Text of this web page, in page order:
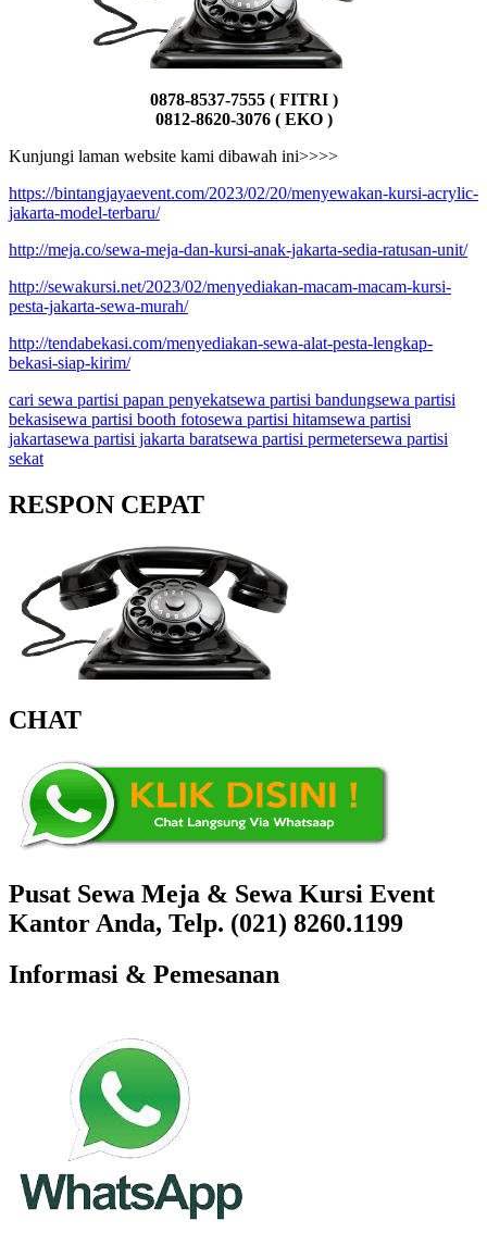
0878-8537-7555 ( FITRI )
0812-8620-3076 ( EKO )
Kunjungi laman website kami dibawah ini>>>>
https://bintangjayaevent.com/2023/02/20/menyewakan-kursi-acrylic-
jakarta-model-terbaru/
http://meja.co/sewa-meja-dan-kursi-anak-jakarta-sedia-ratusan-unit/
http://sewakursi.net/2023/02/menyediakan-macam-macam-kursi-
pesta-jakarta-sewa-murah/
http://tendabekasi.com/menyediakan-sewa-alat-pesta-lengkap-
bekasi-siap-kirim/
cari sewa partisi papan penyekatsewa partisi bandungsewa partisi
bekasisewa partisi booth fotosewa partisi hitamsewa partisi
jakartasewa partisi jakarta baratsewa partisi permetersewa partisi
sekat
RESPON CEPAT
CHAT
Pusat Sewa Meja & Sewa Kursi Event
Kantor Anda, Telp. (021) 8260.1199
Informasi & Pemesanan